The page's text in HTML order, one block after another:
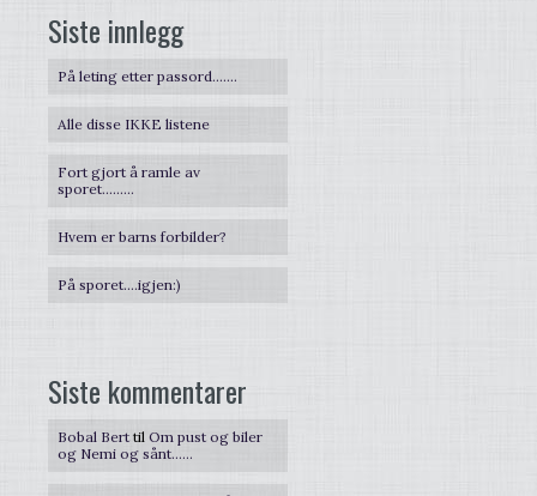
Siste innlegg
På leting etter passord…….
Alle disse IKKE listene
Fort gjort å ramle av
sporet………
Hvem er barns forbilder?
På sporet….igjen:)
Siste kommentarer
Bobal Bert tilOm pust og biler
og Nemi og sånt……